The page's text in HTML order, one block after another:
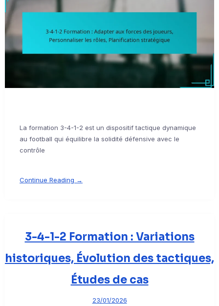
La formation 3-4-1-2 est un dispositif tactique dynamique
au football qui équilibre la solidité défensive avec le
contrôle
Continue Reading →
3-4-1-2 Formation : Variations
historiques, Évolution des tactiques,
Études de cas
23/01/2026